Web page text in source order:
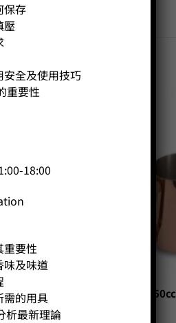
斜口拉花杯 (圓嘴) 450cc
保存
壓
全及使用技巧
重要性
18:00
重要性
味及味道
需的用具
析最新理論